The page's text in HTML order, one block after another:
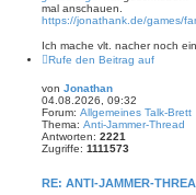
mal anschauen.
https://jonathank.de/games/
Ich mache vlt. nacher noch
Rufe den Beitrag auf
von Jonathan
04.08.2026, 09:32
Forum: Allgemeines Talk-Brett
Thema: Anti-Jammer-Thread
Antworten: 2221
Zugriffe: 1111573
RE: ANTI-JAMMER-